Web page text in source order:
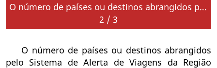
O número de países ou destinos abrangidos pelo Sistema de Alerta de Viagens da Região Administrativa Especial de Macau (RAEM) foi alargado para 110
3 / 3
O número de países ou destinos abrangidos
pelo Sistema de Alerta de Viagens da Região